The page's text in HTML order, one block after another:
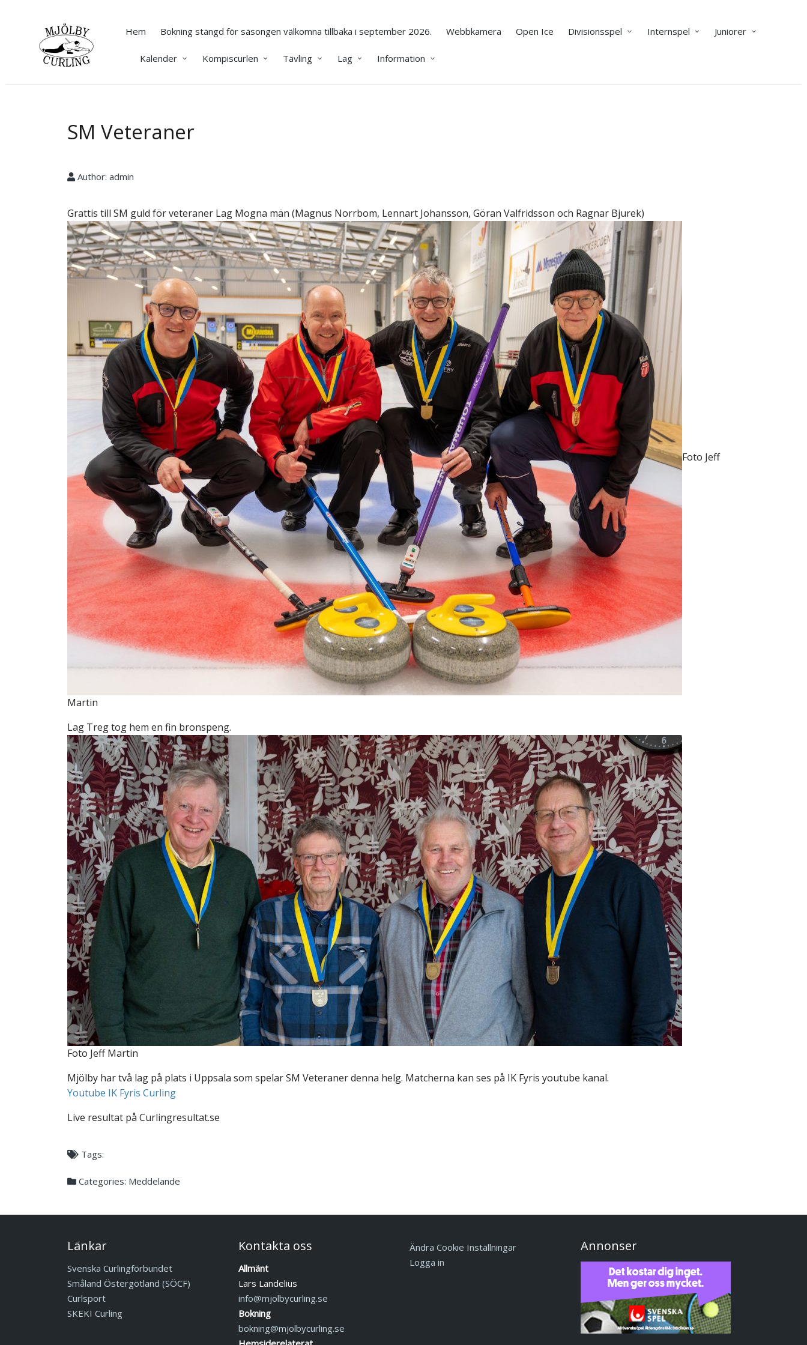
Hem Bokning stängd för säsongen välkomna tillbaka i september 2026. Webbkamera Open Ice Divisionsspel Internspel Juniorer
Kalender Kompiscurlen Tävling Lag Information
SM Veteraner
Author: admin
Grattis till SM guld för veteraner Lag Mogna män (Magnus Norrbom, Lennart Johansson, Göran Valfridsson och Ragnar Bjurek)
Foto Jeff
Martin
Lag Treg tog hem en fin bronspeng.
Foto Jeff Martin
Mjölby har två lag på plats i Uppsala som spelar SM Veteraner denna helg. Matcherna kan ses på IK Fyris youtube kanal.
Youtube IK Fyris Curling
Live resultat på Curlingresultat.se
Tags:
Categories: Meddelande
Länkar
Svenska Curlingförbundet
Småland Östergötland (SÖCF)
Curlsport
SKEKI Curling
Kontakta oss
Allmänt
Lars Landelius
info@mjolbycurling.se
Bokning
bokning@mjolbycurling.se
Ändra Cookie Inställningar
Logga in
Annonser